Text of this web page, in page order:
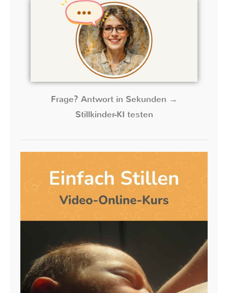
Frage? Antwort in Sekunden →
Stillkinder-KI testen